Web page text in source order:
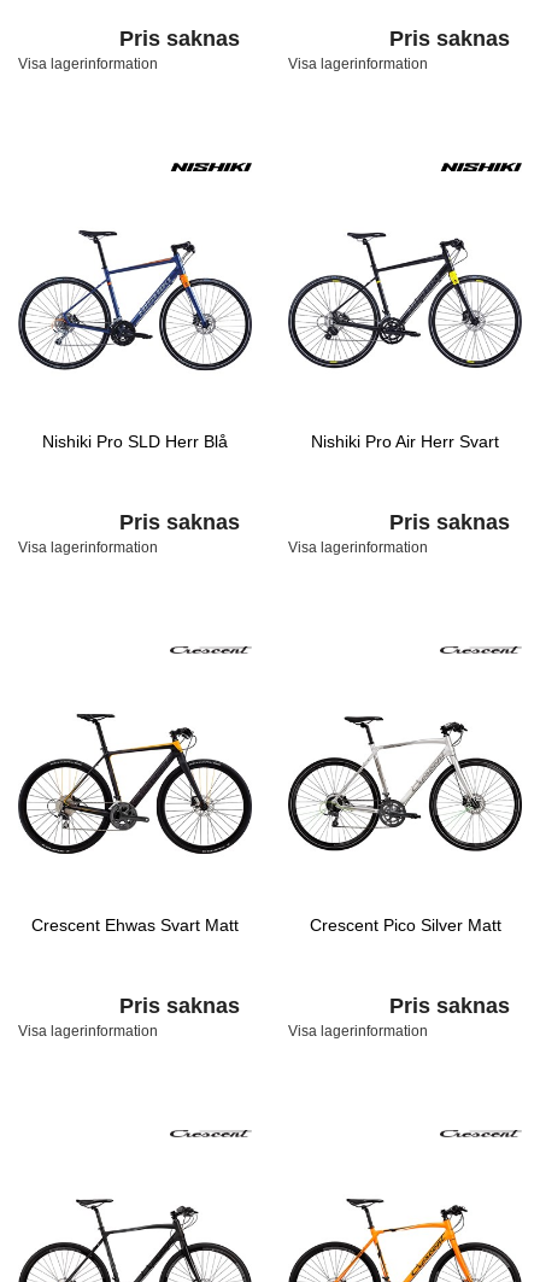
Pris saknas
Visa lagerinformation
Pris saknas
Visa lagerinformation
Nishiki Pro SLD Herr Blå
Pris saknas
Visa lagerinformation
Nishiki Pro Air Herr Svart
Pris saknas
Visa lagerinformation
Crescent Ehwas Svart Matt
Pris saknas
Visa lagerinformation
Crescent Pico Silver Matt
Pris saknas
Visa lagerinformation